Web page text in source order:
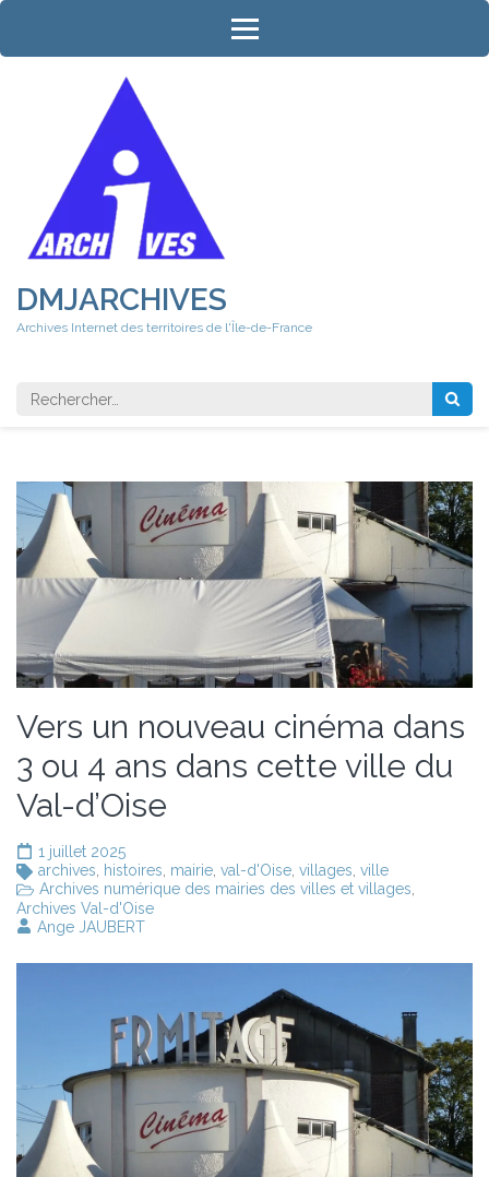
Aller
contenu
DMJARCHIVES
Archives Internet des territoires de l'Île-de-France
Rechercher
Vers un nouveau cinéma dans
3 ou 4 ans dans cette ville du
Val-d’Oise
1 juillet 2025
archives, histoires, mairie, val-d'Oise, villages, ville
Archives numérique des mairies des villes et villages,
Archives Val-d'Oise
Ange JAUBERT